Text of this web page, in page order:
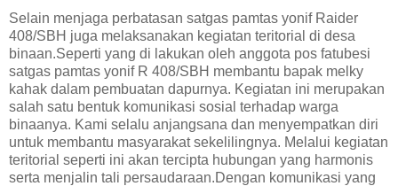
Selain menjaga perbatasan satgas pamtas yonif Raider
408/SBH juga melaksanakan kegiatan teritorial di desa
binaan.Seperti yang di lakukan oleh anggota pos fatubesi
satgas pamtas yonif R 408/SBH membantu bapak melky
kahak dalam pembuatan dapurnya. Kegiatan ini merupakan
salah satu bentuk komunikasi sosial terhadap warga
binaanya. Kami selalu anjangsana dan menyempatkan diri
untuk membantu masyarakat sekelilingnya. Melalui kegiatan
teritorial seperti ini akan tercipta hubungan yang harmonis
serta menjalin tali persaudaraan.Dengan komunikasi yang